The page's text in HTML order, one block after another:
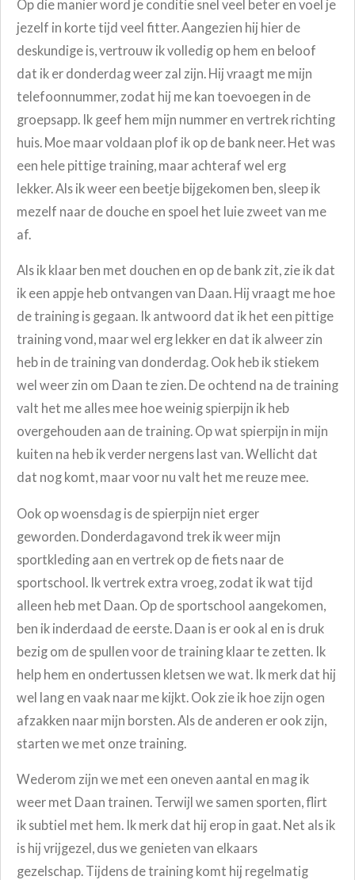
Op die manier word je conditie snel veel beter en voel je
jezelf in korte tijd veel fitter. Aangezien hij hier de
deskundige is, vertrouw ik volledig op hem en beloof
dat ik er donderdag weer zal zijn. Hij vraagt me mijn
telefoonnummer, zodat hij me kan toevoegen in de
groepsapp. Ik geef hem mijn nummer en vertrek richting
huis. Moe maar voldaan plof ik op de bank neer. Het was
een hele pittige training, maar achteraf wel erg
lekker. Als ik weer een beetje bijgekomen ben, sleep ik
mezelf naar de douche en spoel het luie zweet van me
af.
Als ik klaar ben met douchen en op de bank zit, zie ik dat
ik een appje heb ontvangen van Daan. Hij vraagt me hoe
de training is gegaan. Ik antwoord dat ik het een pittige
training vond, maar wel erg lekker en dat ik alweer zin
heb in de training van donderdag. Ook heb ik stiekem
wel weer zin om Daan te zien. De ochtend na de training
valt het me alles mee hoe weinig spierpijn ik heb
overgehouden aan de training. Op wat spierpijn in mijn
kuiten na heb ik verder nergens last van. Wellicht dat
dat nog komt, maar voor nu valt het me reuze mee.
Ook op woensdag is de spierpijn niet erger
geworden. Donderdagavond trek ik weer mijn
sportkleding aan en vertrek op de fiets naar de
sportschool. Ik vertrek extra vroeg, zodat ik wat tijd
alleen heb met Daan. Op de sportschool aangekomen,
ben ik inderdaad de eerste. Daan is er ook al en is druk
bezig om de spullen voor de training klaar te zetten. Ik
help hem en ondertussen kletsen we wat. Ik merk dat hij
wel lang en vaak naar me kijkt. Ook zie ik hoe zijn ogen
afzakken naar mijn borsten. Als de anderen er ook zijn,
starten we met onze training.
Wederom zijn we met een oneven aantal en mag ik
weer met Daan trainen. Terwijl we samen sporten, flirt
ik subtiel met hem. Ik merk dat hij erop in gaat. Net als ik
is hij vrijgezel, dus we genieten van elkaars
gezelschap. Tijdens de training komt hij regelmatig